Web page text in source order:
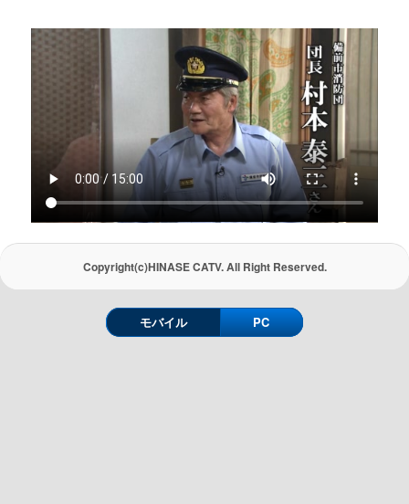
Copyright(c)HINASE CATV. All Right Reserved.
モバイル PC